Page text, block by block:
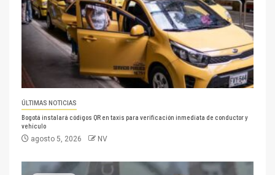
ÚLTIMAS NOTICIAS
Bogotá instalará códigos QR en taxis para verificación inmediata de conductor y
vehículo
agosto 5, 2026 NV